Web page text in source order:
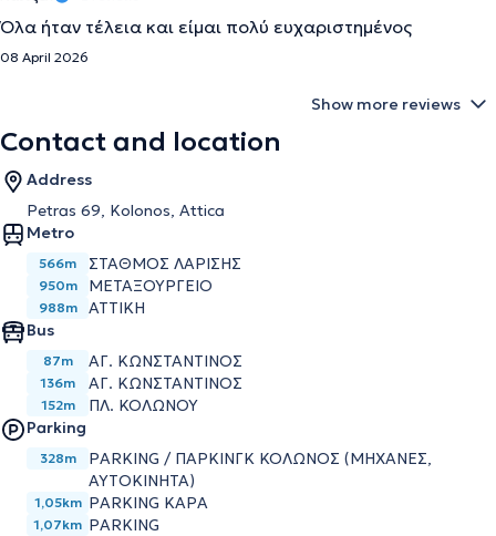
Όλα ήταν τέλεια και είμαι πολύ ευχαριστημένος
08 April 2026
Show more reviews
Contact and location
Address
Petras 69, Kolonos, Attica
Metro
566m ΣΤΑΘΜΟΣ ΛΑΡΙΣΗΣ
950m ΜΕΤΑΞΟΥΡΓΕΙΟ
988m
ΑΤΤΙΚΗ
Bus
87m ΑΓ. ΚΩΝΣΤΑΝΤΙΝΟΣ
136m ΑΓ. ΚΩΝΣΤΑΝΤΙΝΟΣ
152m
ΠΛ. ΚΟΛΩΝΟΥ
Parking
328m
PARKING / ΠΑΡΚΙΝΓΚ ΚΟΛΩΝΟΣ (ΜΗΧΑΝΕΣ,
ΑΥΤΟΚΙΝΗΤΑ)
1,05km PARKING KAPA
1,07km PARKING